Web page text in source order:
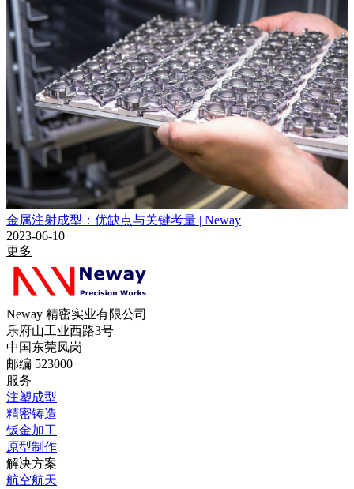
金属注射成型：优缺点与关键考量 | Neway
2023-06-10
更多
Neway 精密实业有限公司
乐府山工业西路3号
中国东莞凤岗
邮编 523000
服务
注塑成型
精密铸造
钣金加工
原型制作
解决方案
航空航天